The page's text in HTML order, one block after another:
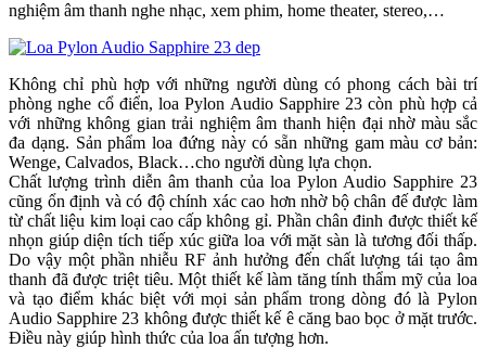
nghiệm âm thanh nghe nhạc, xem phim, home theater, stereo,…
Không chỉ phù hợp với những người dùng có phong cách bài trí
phòng nghe cổ điển, loa Pylon Audio Sapphire 23 còn phù hợp cả
với những không gian trải nghiệm âm thanh hiện đại nhờ màu sắc
đa dạng. Sản phẩm loa đứng này có sẵn những gam màu cơ bản:
Wenge, Calvados, Black…cho người dùng lựa chọn.
Chất lượng trình diễn âm thanh của loa Pylon Audio Sapphire 23
cũng ổn định và có độ chính xác cao hơn nhờ bộ chân đế được làm
từ chất liệu kim loại cao cấp không gỉ. Phần chân đinh được thiết kế
nhọn giúp diện tích tiếp xúc giữa loa với mặt sàn là tương đối thấp.
Do vậy một phần nhiễu RF ảnh hưởng đến chất lượng tái tạo âm
thanh đã được triệt tiêu. Một thiết kế làm tăng tính thẩm mỹ của loa
và tạo điểm khác biệt với mọi sản phẩm trong dòng đó là Pylon
Audio Sapphire 23 không được thiết kế ê căng bao bọc ở mặt trước.
Điều này giúp hình thức của loa ấn tượng hơn.